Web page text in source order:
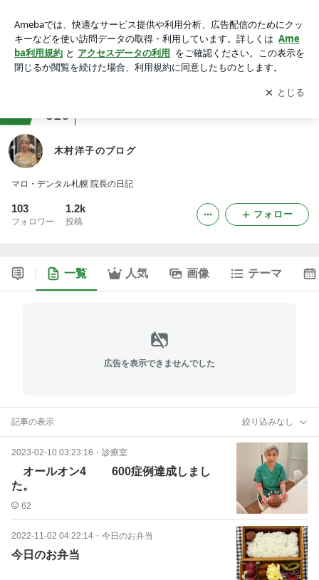
アプリをダウンロードして ブログの更新通知
を受け取りまし
ょう。
開く
516
木村洋子のブログ
マロ・デンタル札幌 院長の日記
103
フォロワー
1.2k
投稿
フォロー
一覧 人気 画像 テーマ
広告を表示できませんでした
記事の表示 絞り込みなし
2023-02-10 03:23:16 ・ 診療室
オールオン4 600症例達成しまし
た。
62
2022-11-02 04:22:14 ・ 今日のお弁当
今日のお弁当